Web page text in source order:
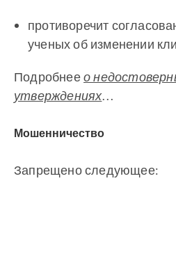
противоречит
ученых об изменении
Подробнеео
утверждениях…
Мошенничество
Запрещено следующее: